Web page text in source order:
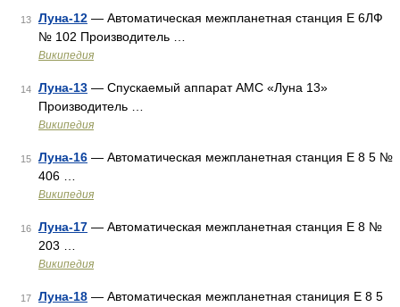
13 Луна-12 — Автоматическая межпланетная станция Е 6ЛФ
№ 102 Производитель …
Википедия
14 Луна-13 — Спускаемый аппарат АМС «Луна 13»
Производитель …
Википедия
15 Луна-16 — Автоматическая межпланетная станция Е 8 5 №
406 …
Википедия
16 Луна-17 — Автоматическая межпланетная станция Е 8 №
203 …
Википедия
17 Луна-18 — Автоматическая межпланетная станиция Е 8 5